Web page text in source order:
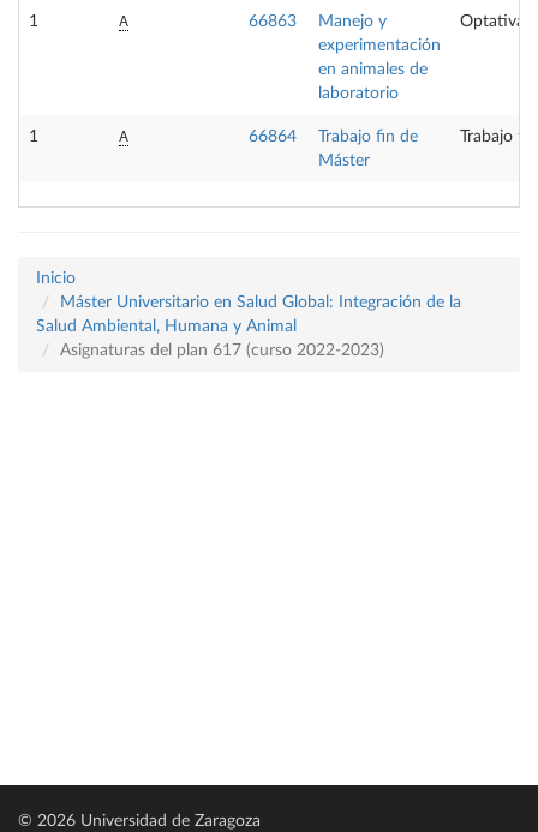
1 A 66863
Manejo y
experimentación
en animales de
laboratorio
Optativa
1 A 66864
Trabajo fin de
Máster
Trabajo
Inicio
Máster Universitario en Salud Global: Integración de la
Salud Ambiental, Humana y Animal
Asignaturas del plan 617 (curso 2022-2023)
© 2026 Universidad de Zaragoza